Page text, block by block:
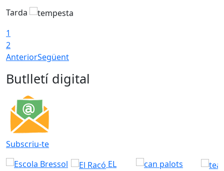
Tarda
1
2
AnteriorSegüent
Butlletí digital
Subscriu-te
EL